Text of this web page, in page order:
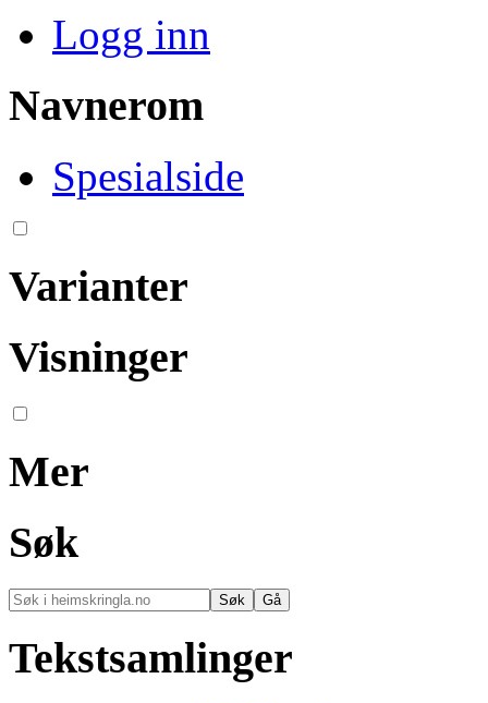
Logg inn
Navnerom
Spesialside
Varianter
Visninger
Mer
Søk
Tekstsamlinger